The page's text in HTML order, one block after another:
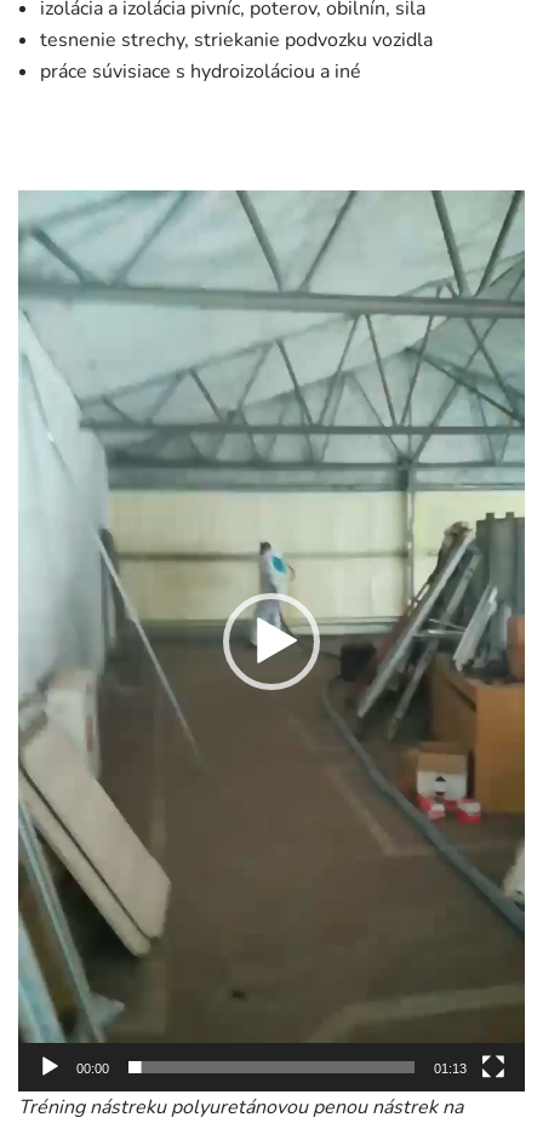
izolácia a izolácia pivníc, poterov, obilnín, sila
tesnenie strechy, striekanie podvozku vozidla
práce súvisiace s hydroizoláciou a iné
Video
prehrávač
00:00 01:13
Tréning nástreku polyuretánovou penou nástrek na